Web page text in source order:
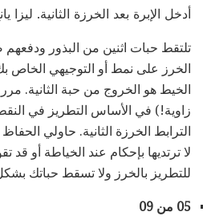
أدخل الإبرة بعد الخرزة الثانية. ليزا
تلتقط حبات اثنين من البذور
الخرز على نمط أو التوجيهي الخاص
الخيط هو الخروج من حبة الثانية.
زاوية!) في الأساس التطريز في
الترابط الخرزة الثانية. حاولي
لا ترتديها بإحكام عند الخياطة أو قد
للتطريز بالخرز ولا تسقط حباتك
05 من 09